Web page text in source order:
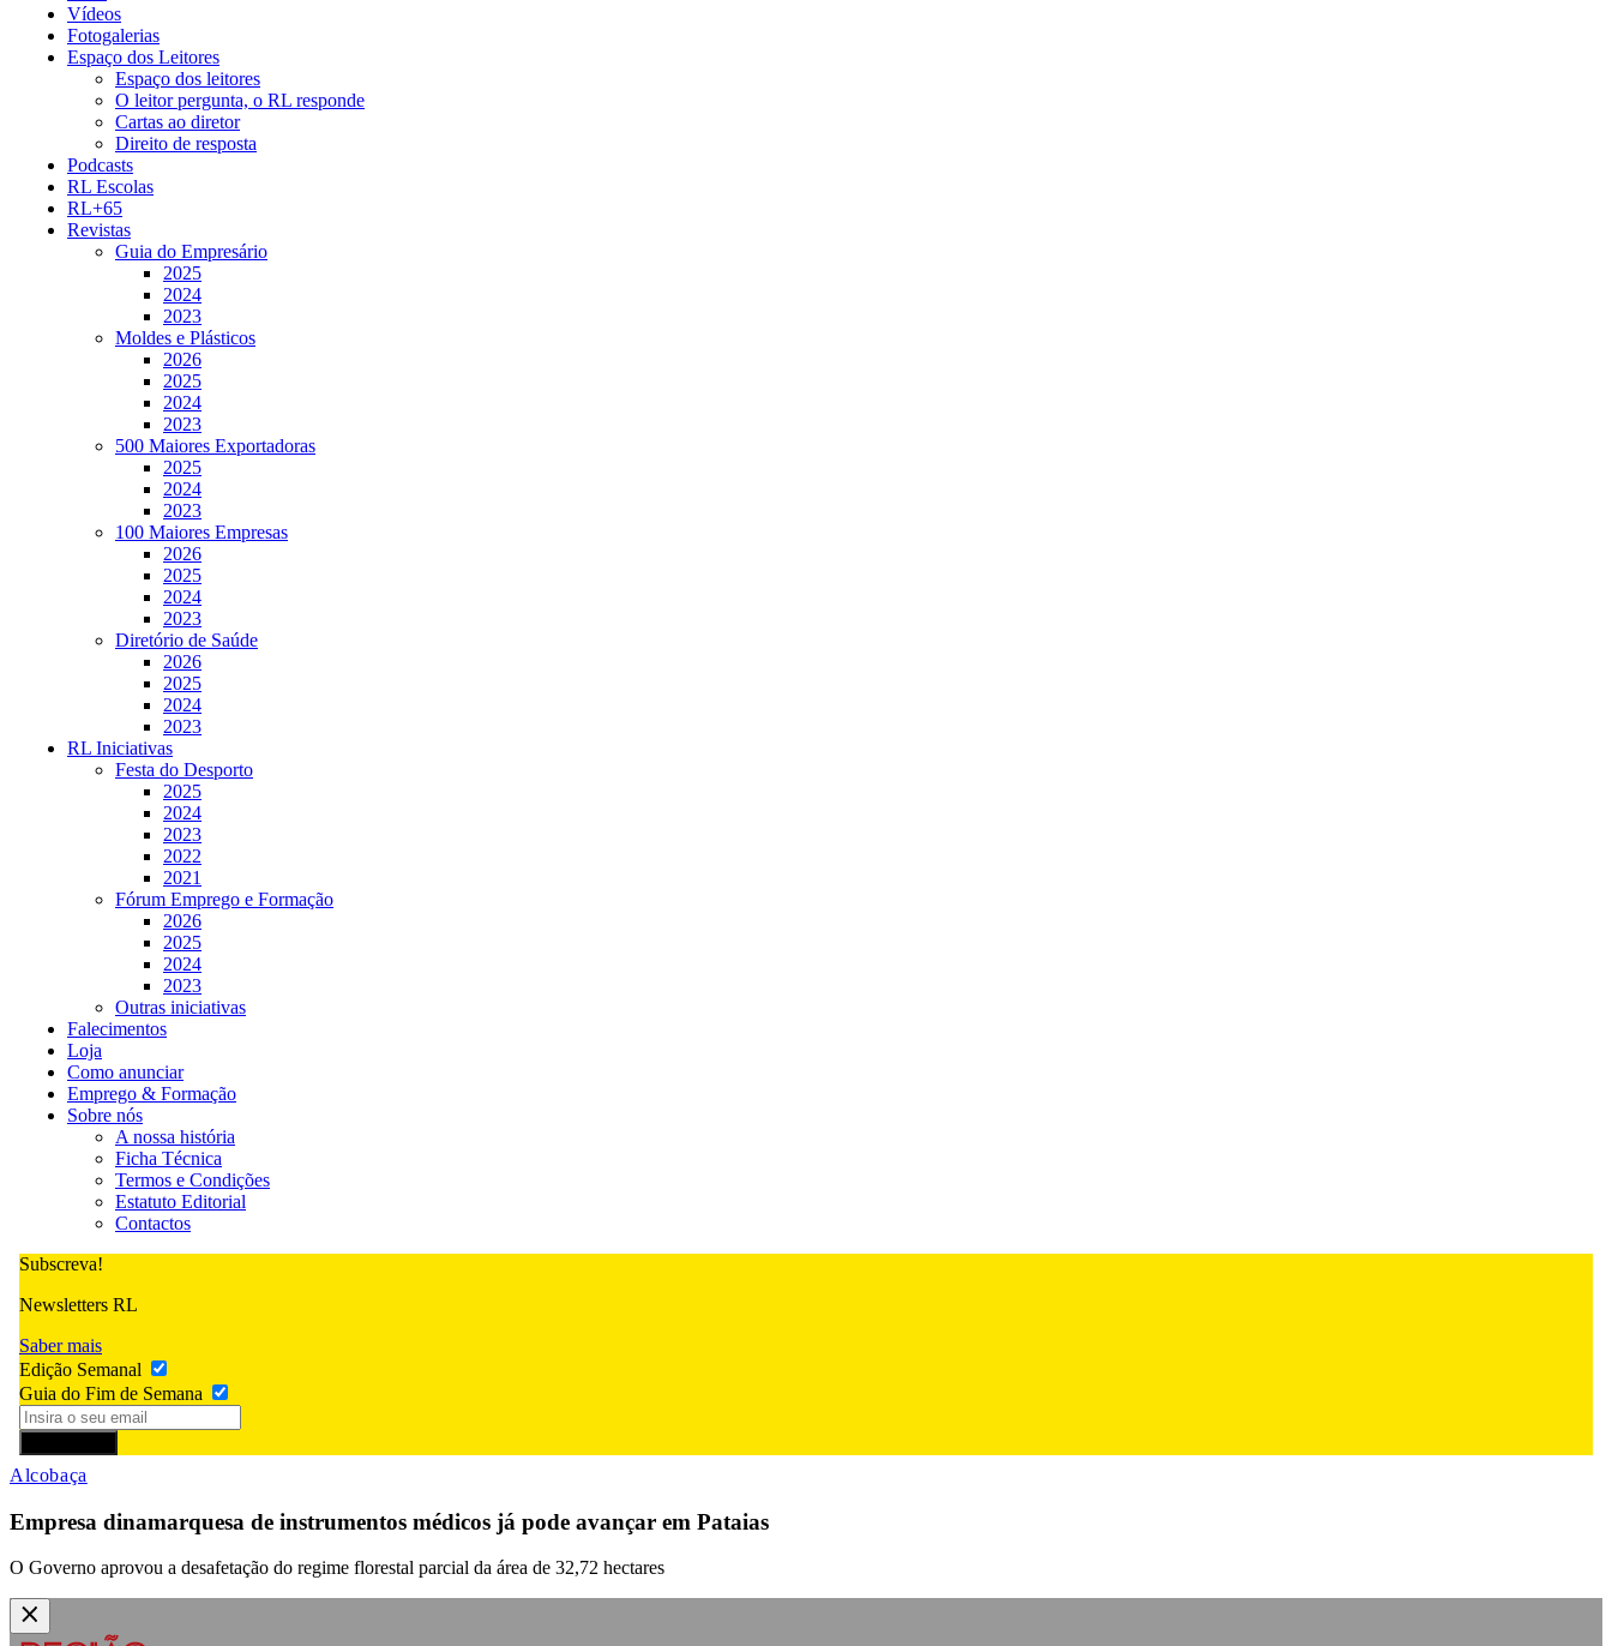
Vídeos
Fotogalerias
Espaço dos Leitores
Espaço dos leitores
O leitor pergunta, o RL responde
Cartas ao diretor
Direito de resposta
Podcasts
RL Escolas
RL+65
Revistas
Guia do Empresário
2025
2024
2023
Moldes e Plásticos
2026
2025
2024
2023
500 Maiores Exportadoras
2025
2024
2023
100 Maiores Empresas
2026
2025
2024
2023
Diretório de Saúde
2026
2025
2024
2023
RL Iniciativas
Festa do Desporto
2025
2024
2023
2022
2021
Fórum Emprego e Formação
2026
2025
2024
2023
Outras iniciativas
Falecimentos
Loja
Como anunciar
Emprego & Formação
Sobre nós
A nossa história
Ficha Técnica
Termos e Condições
Estatuto Editorial
Contactos
Subscreva!
Newsletters RL
Saber mais
Edição Semanal
Guia do Fim de Semana
Alcobaça
Empresa dinamarquesa de instrumentos médicos já pode avançar em Pataias
O Governo aprovou a desafetação do regime florestal parcial da área de 32,72 hectares